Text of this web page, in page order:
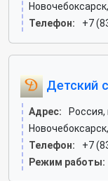
Телефон:
+7
Детский
Адрес:
Россия,
Телефон:
+7
Режим работы: